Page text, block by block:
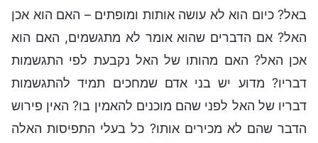
באל? כיום הוא לא עושה אותות ומופתים – האם הוא אכן
האל? אם הדברים שהוא אומר לא מתגשמים, האם הוא
אכן האל? האם מהותו של האל נקבעת לפי התגשמות
דבריו? מדוע יש בני אדם שמחכים תמיד להתגשמות
דבריו של האל לפני שהם מוכנים להאמין בו? האין פירוש
הדבר שהם לא מכירים אותו? כל בעלי התפיסות האלה